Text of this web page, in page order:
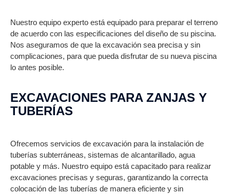
Nuestro equipo experto está equipado para preparar el terreno
de acuerdo con las especificaciones del diseño de su piscina.
Nos aseguramos de que la excavación sea precisa y sin
complicaciones, para que pueda disfrutar de su nueva piscina
lo antes posible.
EXCAVACIONES PARA ZANJAS Y
TUBERÍAS
Ofrecemos servicios de excavación para la instalación de
tuberías subterráneas, sistemas de alcantarillado, agua
potable y más. Nuestro equipo está capacitado para realizar
excavaciones precisas y seguras, garantizando la correcta
colocación de las tuberías de manera eficiente y sin